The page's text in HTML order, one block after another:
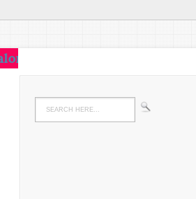
way to SUCCESS.